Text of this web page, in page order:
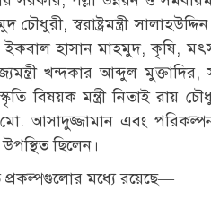
চৌধুরী, স্বরাষ্ট্রমন্ত্রী
ইকবাল হাসান মাহমুদ, কৃষি,
খন্দকার আব্দুল
বিষয়ক মন্ত্রী নিতাই রায়
মো. আসাদুজ্জামান এবং
উপস্থিত ছিলেন।
মধ্যে রয়েছে—